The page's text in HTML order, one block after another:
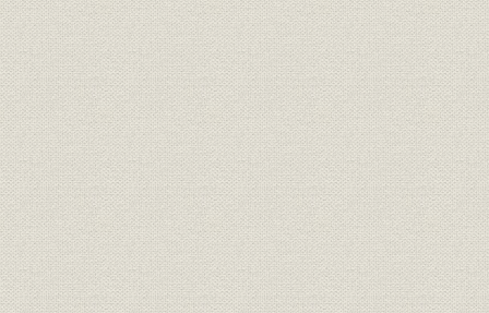
組織 1973年時点での組織 1973年(昭
事業所;組織
主な各ビルの名称ならびに配置
図
1974年(昭
事業所;海外事業 店舗数・海外拠点数の推移
1970年(昭
(昭和59年
関係会社;財務・業績 関連会社の業績 (1)委託会社 56期~58期